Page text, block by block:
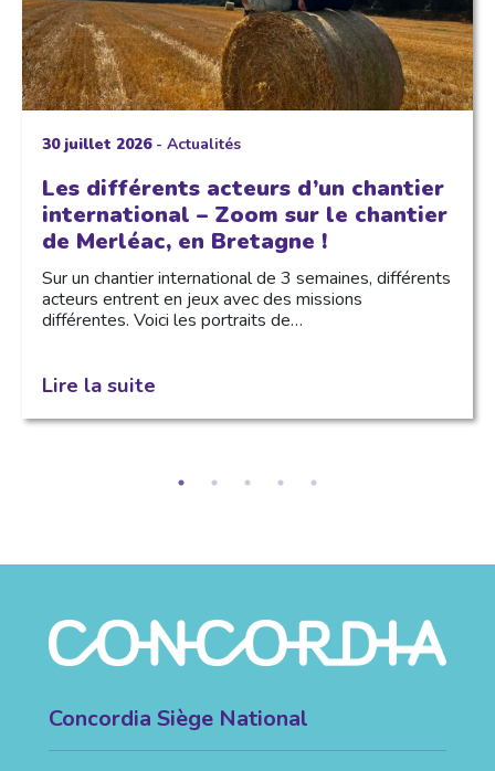
30 juillet 2026- Actualités
Les différents acteurs d’un chantier
international – Zoom sur le chantier
de Merléac, en Bretagne !
Sur un chantier international de 3 semaines, différents
acteurs entrent en jeux avec des missions
différentes. Voici les portraits de…
Lire la suite
Concordia Siège National